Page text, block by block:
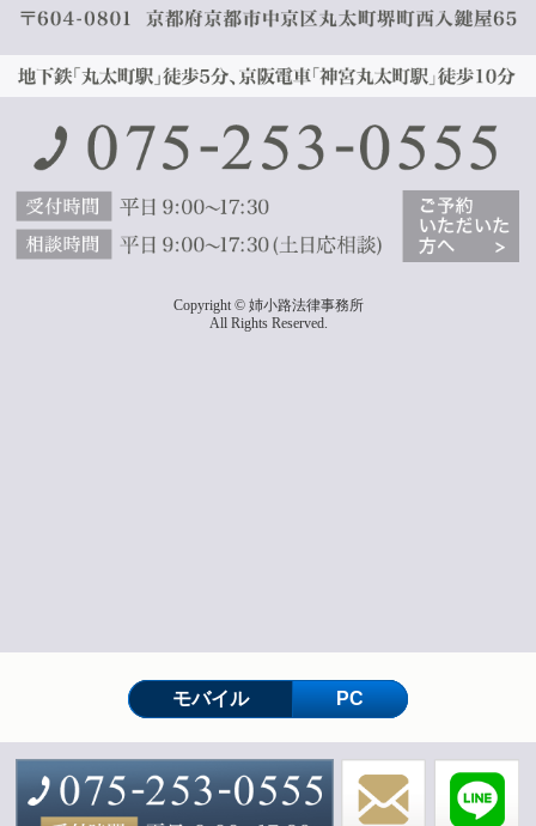
Copyright © 姉小路法律事務所
All Rights Reserved.
モバイル PC